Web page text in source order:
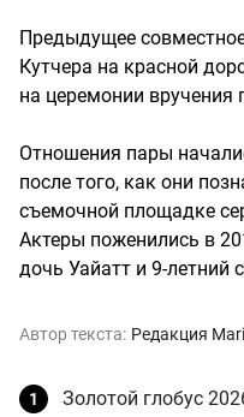
Предыдущее
Кутчера на красной
на церемонии вручения
Отношения пары
после того, как они
съемочной площадке
Актеры поженились в
дочь Уайатт и 9-летний
Автор текста: Редакция
Золотой глобус